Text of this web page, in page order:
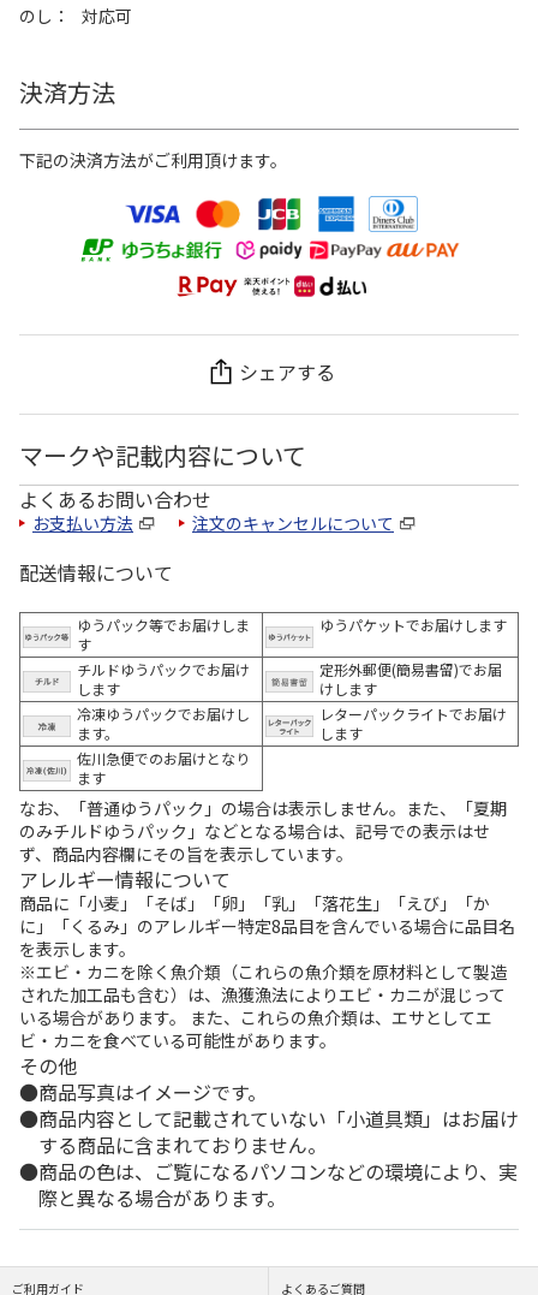
のし
対応可
決済方法
下記の決済方法がご利用頂けます。
シェアする
マークや記載内容について
よくあるお問い合わせ
お支払い方法 注文のキャンセルについて
配送情報について
ゆうパック等でお届けしま
す
ゆうパケットでお届けします
チルドゆうパックでお届け
します
定形外郵便(簡易書留)でお届
けします
冷凍ゆうパックでお届けし
ます。
レターパックライトでお届け
します
佐川急便でのお届けとなり
ます
なお、「普通ゆうパック」の場合は表示しません。また、「夏期
のみチルドゆうパック」などとなる場合は、記号での表示はせ
ず、商品内容欄にその旨を表示しています。
アレルギー情報について
商品に「小麦」「そば」「卵」「乳」「落花生」「えび」「か
に」「くるみ」のアレルギー特定8品目を含んでいる場合に品目名
を表示します。
※エビ・カニを除く魚介類（これらの魚介類を原材料として製造
された加工品も含む）は、漁獲漁法によりエビ・カニが混じって
いる場合があります。 また、これらの魚介類は、エサとしてエ
ビ・カニを食べている可能性があります。
その他
商品写真はイメージです。
商品内容として記載されていない「小道具類」はお届け
する商品に含まれておりません。
商品の色は、ご覧になるパソコンなどの環境により、実
際と異なる場合があります。
ご利用ガイド よくあるご質問